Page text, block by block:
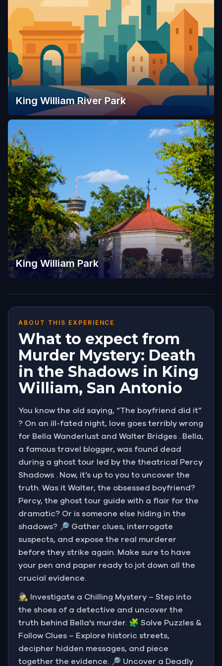
King William River Park
King William Park
ABOUT THIS EXPERIENCE
What to expect from
Murder Mystery: Death
in the Shadows in King
William, San Antonio
You know the old saying, “The boyfriend did it”
? On an ill-fated night, love goes terribly wrong
for Bella Wanderlust and Walter Bridges . Bella,
a famous travel blogger, was found dead
during a ghost tour led by the theatrical Percy
Shadows . Now, it’s up to you to uncover the
truth. Was it Walter, the obsessed boyfriend?
Percy, the ghost tour guide with a flair for the
dramatic? Or is someone else hiding in the
shadows? 🔎 Gather clues, interrogate
suspects, and expose the real murderer
before they strike again. Make sure to have
your pen and paper ready to jot down all the
crucial evidence.
🕵️‍♂️ Investigate a Chilling Mystery – Step into
the shoes of a detective and uncover the
truth behind Bella's murder. 🧩 Solve Puzzles &
Follow Clues – Explore historic streets,
decipher hidden messages, and piece
together the evidence. 🔎 Uncover a Deadly